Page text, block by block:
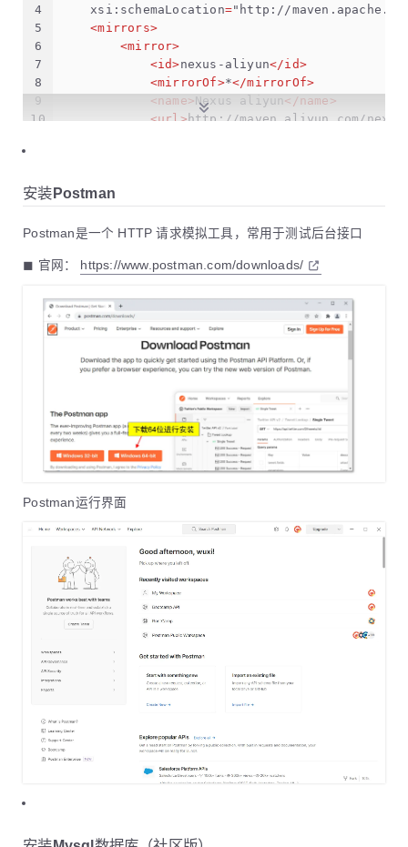
4
5
6
7
8
9
10
xsi:schemaLocation="http://
<mirrors>
<mirror>
<id>nexus-aliyun</id>
<mirrorOf>*</mirrorOf>
<name>Nexus aliyun </ name >
<url>http://maven.aliyun.com/
安装Postman
Postman是一个 HTTP 请求模拟工具，常用于测试后台接口
◼ 官网： https://www.postman.com/downloads/
Postman运行界面